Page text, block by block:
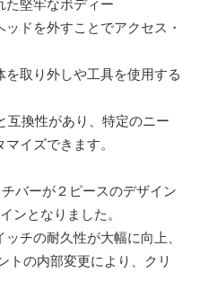
た堅牢なボディー
ドを外すことでアクセス・
取り外しや工具を使用する
互換性があり、特定のニー
イズできます。
バーが２ピースのデザイン
ンとなりました。
チの耐久性が大幅に向上、
トの内部変更により、クリ